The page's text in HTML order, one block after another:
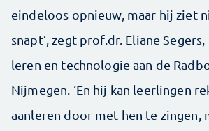
eindeloos opnieuw, maar hij ziet
snapt’, zegt prof.dr. Eliane
leren en technologie aan de
Nijmegen. ‘En hij kan leerlingen
aanleren door met hen te zingen,